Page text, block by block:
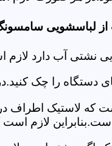
لباسشویی
نشتی آب دارد
های دستگاه را چک
که لاستیک اطراف
لازم است